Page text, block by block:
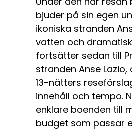
bjuder på sin egen
ikoniska stranden
vatten och
fortsätter sedan till
stranden Anse Lazio,
13-nätters
innehåll och tempo.
enklare boenden till
budget som passar